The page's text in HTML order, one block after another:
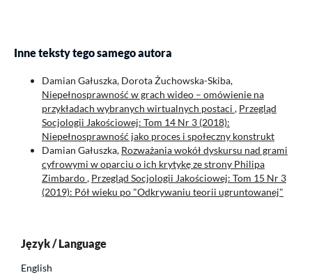
Inne teksty tego samego autora
Damian Gałuszka, Dorota Żuchowska-Skiba,
Niepełnosprawność w grach wideo – omówienie na
przykładach wybranych wirtualnych postaci , Przegląd
Socjologii Jakościowej: Tom 14 Nr 3 (2018):
Niepełnosprawność jako proces i społeczny konstrukt
Damian Gałuszka, Rozważania wokół dyskursu nad grami
cyfrowymi w oparciu o ich krytykę ze strony Philipa
Zimbardo, Przegląd Socjologii Jakościowej: Tom 15 Nr 3
(2019): Pół wieku po "Odkrywaniu teorii ugruntowanej"
Język / Language
English